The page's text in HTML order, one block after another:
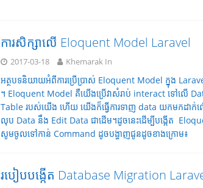
ការសិក្សាលើ Eloquent Model Laravel
2017-03-18 Khemarak In
អត្ថបទនិយាយអំពីការប្រើប្រាស់ Eloquent Model ក្នុង
។ Eloquent​ Model គឺយើងប្រើវាសំរាប់ interact ទៅលើ
Table របស់យើង ហើយ យើងក៏ធ្វើការទាញ data យកមកដាក់
លុប Data នឹង Edit Data ជាដើម។ដូចនេះដើម្បីបង្កើត
សូមចូលទៅកាន់ Command ដូចបង្ហាញជូនដូចខាងក្រោម៖
របៀបបង្កើត Database Migration